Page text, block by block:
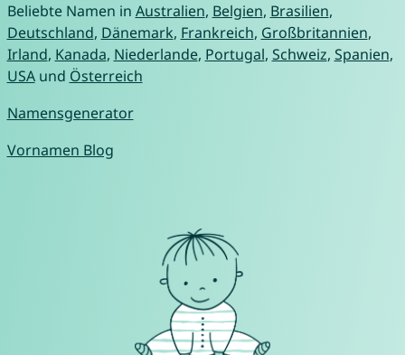
Beliebte Namen in Australien, Belgien, Brasilien,
Deutschland, Dänemark, Frankreich, Großbritannien,
Irland, Kanada, Niederlande, Portugal, Schweiz, Spanien,
USAund Österreich
Namensgenerator
Vornamen Blog